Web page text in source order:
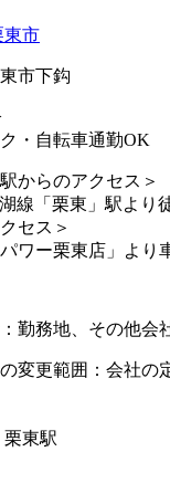
東市
市下鈎
・自転車通勤OK
からのアクセス＞
線「栗東」駅より
セス＞
パワー栗東店」より
勤務地、その他会
変更範囲：会社の
栗東駅